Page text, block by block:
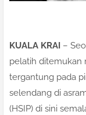
KUALA KRAI –
pelatih ditemukan
tergantung pada
selendang di
(HSIP) di sini